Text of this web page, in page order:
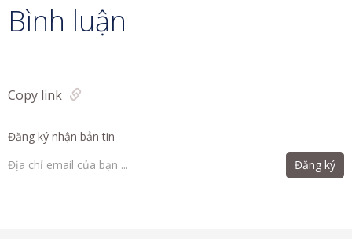
Bình luận
Copy link
Đăng ký nhận bản tin
Đăng ký